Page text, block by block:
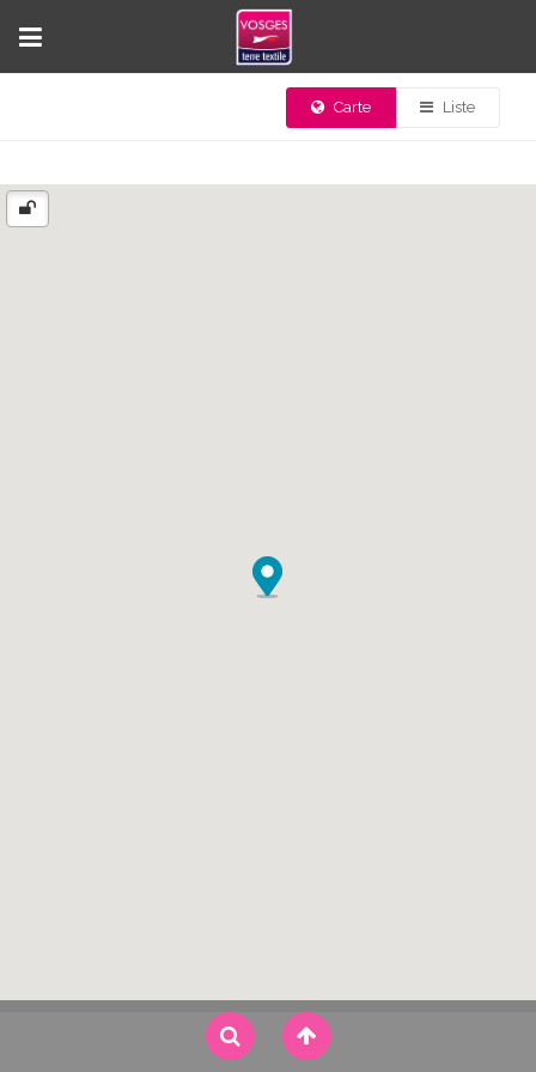
Carte Liste